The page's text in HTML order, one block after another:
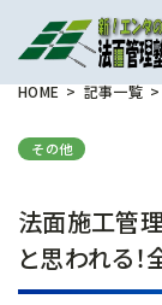
HOME 記事一覧
その他
法面施工管
と思われる！